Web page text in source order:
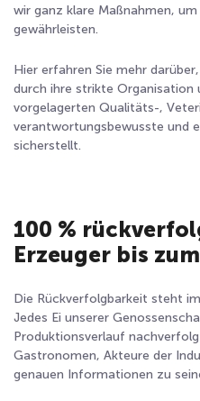
wir ganz klare Maßnahmen,
gewährleisten.
Hier erfahren Sie mehr
durch ihre strikte Organisation
vorgelagerten Qualitäts-,
verantwortungsbewusste und
sicherstellt.
100 %
Erzeuger bis
Die Rückverfolgbarkeit steht
Jedes Ei unserer
Produktionsverlauf
Gastronomen, Akteure der
genauen Informationen zu